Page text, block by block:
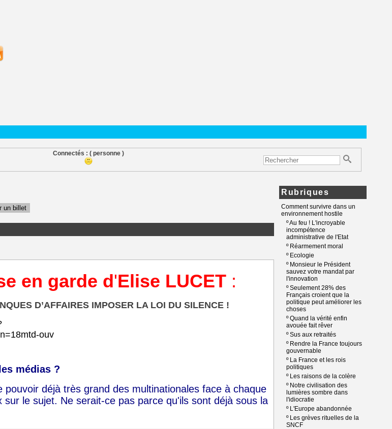
Connectés : ( personne )
un billet
en garde d'Elise LUCET:
D’AFFAIRES IMPOSER LA LOI DU SILENCE !
ouv
médias ?
déjà très grand des multinationales face à chaque
le sujet. Ne serait-ce pas parce qu'ils sont déjà sous la
Rubriques
Comment survivre dans un
environnement hostile
ºAu feu ! L'incroyable
incompétence
administrative de l'Etat
º Réarmement moral
º Ecologie
º Monsieur le Président
sauvez votre mandat par
l'innovation
ºSeulement 28% des
Français croient que la
politique peut améliorer les
choses
ºQuand la vérité enfin
avouée fait rêver
ºSus aux retraités
º Rendre la France toujours
gouvernable
º La France et les rois
politiques
º Les raisons de la colère
º Notre civilisation des
lumières sombre dans
l'idiocratie
º L'Europe abandonnée
º Les grèves rituelles de la
SNCF